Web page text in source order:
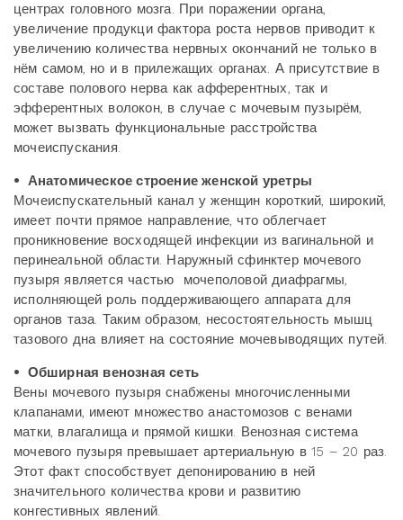
центрах головного мозга. При поражении органа,
увеличение продукци фактора роста нервов приводит к
увеличению количества нервных окончаний не только в
нём самом, но и в прилежащих органах. А присутствие в
составе полового нерва как афферентных, так и
эфферентных волокон, в случае с мочевым пузырём,
может вызвать функциональные расстройства
мочеиспускания.
• Анатомическое строение женской уретры
Мочеиспускательный канал у женщин короткий, широкий,
имеет почти прямое направление, что облегчает
проникновение восходящей инфекции из вагинальной и
перинеальной области. Наружный сфинктер мочевого
пузыря является частью мочеполовой диафрагмы,
исполняющей роль поддерживающего аппарата для
органов таза. Таким образом, несостоятельность мышц
тазового дна влияет на состояние мочевыводящих путей.
• Обширная венозная сеть
Вены мочевого пузыря снабжены многочисленными
клапанами, имеют множество анастомозов с венами
матки, влагалища и прямой кишки. Венозная система
мочевого пузыря превышает артериальную в 15 – 20 раз.
Этот факт способствует депонированию в ней
значительного количества крови и развитию
конгестивных явлений.